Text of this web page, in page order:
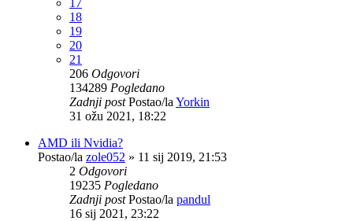
18
19
20
21
206 Odgovori
134289 Pogledano
Zadnji postPostao/la Yorkin
31 ožu 2021, 18:22
AMD ili Nvidia?
Postao/la zole052 » 11 sij 2019, 21:53
2 Odgovori
19235 Pogledano
Zadnji postPostao/la pandul
16 sij 2021, 23:22